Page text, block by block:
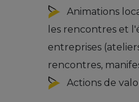
Animations
les rencontres et
entreprises
rencontres,
Actions de